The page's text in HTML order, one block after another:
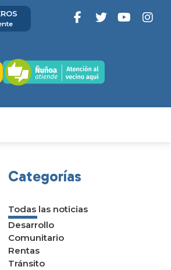
Categorías
Todas las noticias
Desarrollo
Comunitario
Rentas
Tránsito